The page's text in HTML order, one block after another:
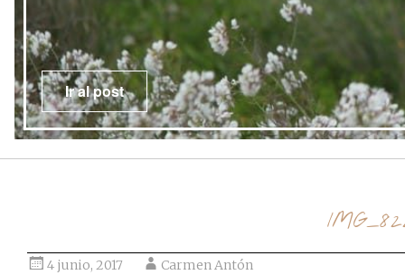
Ir al post
4 junio, 2017 Carmen Antón